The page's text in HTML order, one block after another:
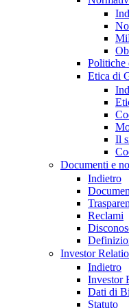
Politiche
Etica di
Il
Documenti e
Indietro
Reclami
Investor
Indietro
Investor
Dati di
Statuto